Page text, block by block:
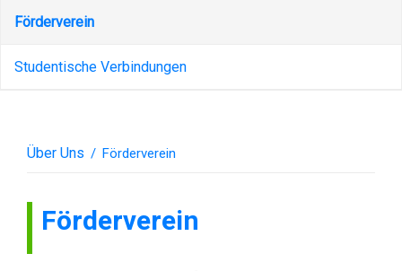
Förderverein
Studentische Verbindungen
Über Uns / Förderverein
Förderverein